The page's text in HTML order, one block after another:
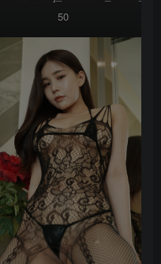
50